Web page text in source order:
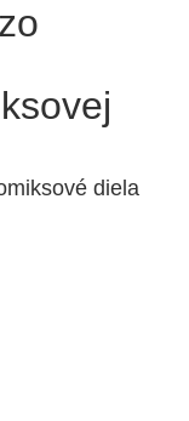
diela